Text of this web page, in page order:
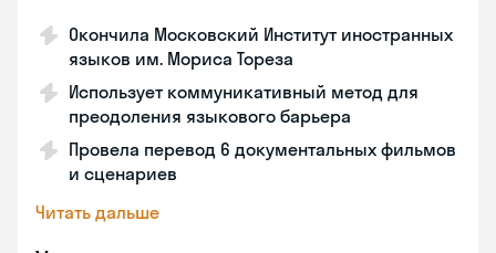
Окончила Московский Институт иностранных
языков им. Мориса Тореза
Использует коммуникативный метод для
преодоления языкового барьера
Провела перевод 6 документальных фильмов
и сценариев
Читать дальше